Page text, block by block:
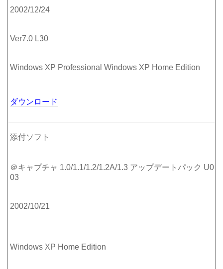
2002/12/24
Ver7.0 L30
Windows XP Professional Windows XP Home Edition
ダウンロード
添付ソフト
＠キャプチャ 1.0/1.1/1.2/1.2A/1.3 アップデートパック U0
03
2002/10/21
Windows XP Home Edition